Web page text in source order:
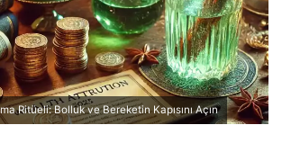
Ritüeli: Bolluk ve Bereketin Kapısını Açın